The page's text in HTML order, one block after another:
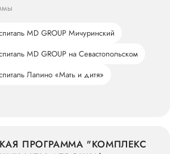
MD GROUP Мичуринский
MD GROUP на Севастопольском
Лапино «Мать и дитя»
ПРОГРАММА "КОМПЛЕКС